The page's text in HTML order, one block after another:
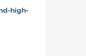
high-